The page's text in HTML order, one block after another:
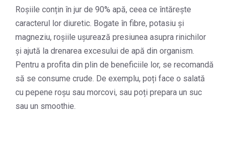
Roșiile conțin în jur de 90% apă, ceea ce întărește
caracterul lor diuretic. Bogate în fibre, potasiu și
magneziu, roșiile ușurează presiunea asupra rinichilor
și ajută la drenarea excesului de apă din organism.
Pentru a profita din plin de beneficiile lor, se recomandă
să se consume crude. De exemplu, poți face o salată
cu pepene roșu sau morcovi, sau poți prepara un suc
sau un smoothie.